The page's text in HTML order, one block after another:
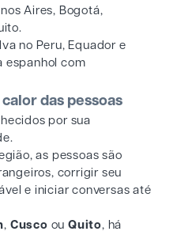
Aires, Bogotá,
no Peru, Equador e
espanhol com
das pessoas
por sua
as pessoas são
corrigir seu
e iniciar conversas até
, Cusco ouQuito, há